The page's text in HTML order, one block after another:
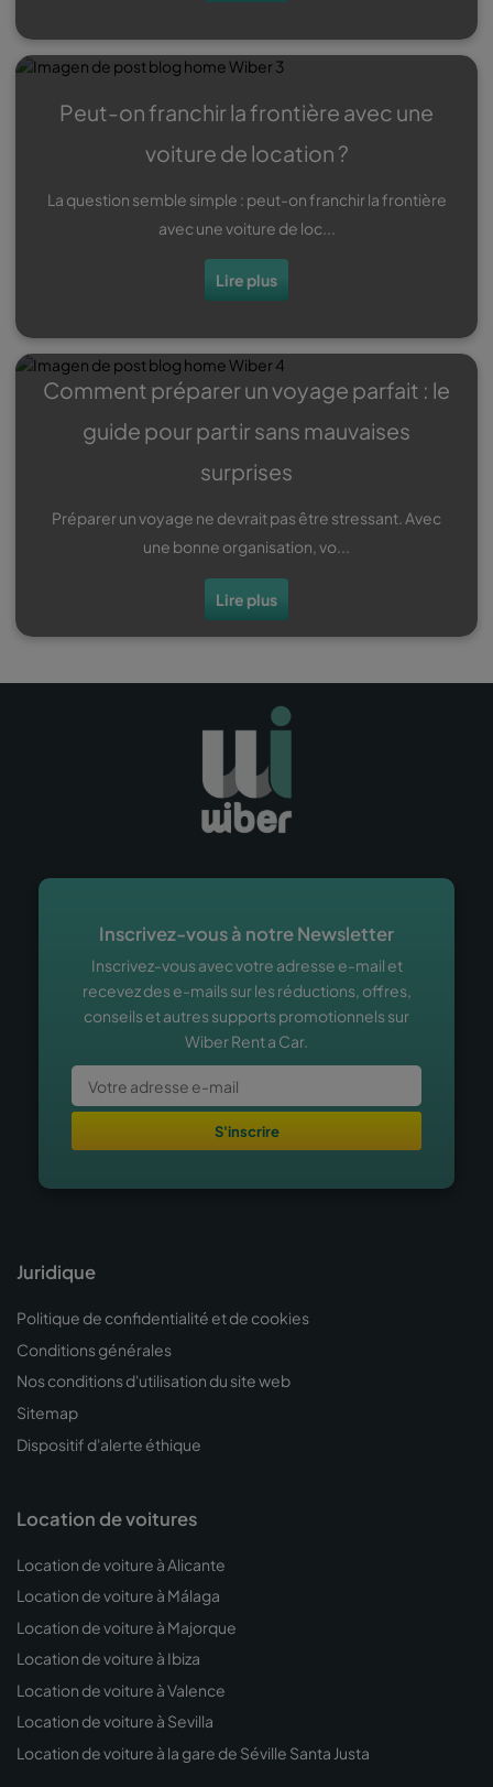
Peut-on franchir la frontière avec une
voiture de location ?
La question semble simple : peut-on franchir la frontière
avec une voiture de loc...
Lire plus
Comment préparer un voyage parfait : le
guide pour partir sans mauvaises
surprises
Préparer un voyage ne devrait pas être stressant. Avec
une bonne organisation, vo...
Lire plus
Inscrivez-vous à notre Newsletter
Inscrivez-vous avec votre adresse e-mail et
recevez des e-mails sur les réductions, offres,
conseils et autres supports promotionnels sur
Wiber Rent a Car.
S'inscrire
Juridique
Politique de confidentialité et de cookies
Conditions générales
Nos conditions d'utilisation du site web
Sitemap
Dispositif d'alerte éthique
Location de voitures
Location de voiture à Alicante
Location de voiture à Málaga
Location de voiture à Majorque
Location de voiture à Ibiza
Location de voiture à Valence
Location de voiture à Sevilla
Location de voiture à la gare de Séville Santa Justa